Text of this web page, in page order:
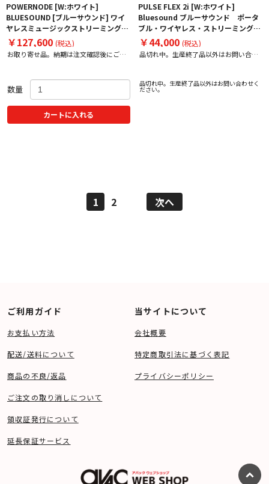
POWERNODE [W:ホワイト]
BLUESOUND [ブルーサウンド] ワイ
ヤレスミュージックストリーミングア
ンプ 下取り査定額20%アップ実施
中！
￥127,600 (税込)
お取り寄せ品。納期は注文確認後にご案
数量
カートに入れる
PULSE FLEX 2i [W:ホワイト]
Bluesound ブルーサウンド ポータ
ブル・ワイヤレス・ストリーミング・
スピーカー PULSEFLEX2I
￥44,000 (税込)
品切れ中。生産終了品以外はお問い合わ
品切れ中。生産終了品以外はお問い合わせく
ださい。
1 2 次へ
ご利用ガイド
お支払い方法
配送/送料について
商品の不良/返品
ご注文の取り消しについて
領収証発行について
延長保証サービス
当サイトについて
会社概要
特定商取引法に基づく表記
プライバシーポリシー